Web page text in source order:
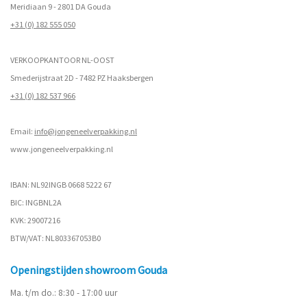
Meridiaan 9 - 2801 DA Gouda
+31 (0) 182 555 050
VERKOOPKANTOOR NL-OOST
Smederijstraat 2D - 7482 PZ Haaksbergen
+31 (0) 182 537 966
Email: info@jongeneelverpakking.nl
www.jongeneelverpakking.nl
IBAN: NL92INGB 0668 5222 67
BIC: INGBNL2A
KVK: 29007216
BTW/VAT: NL803367053B0
Openingstijden showroom Gouda
Ma. t/m do.: 8:30 - 17:00 uur